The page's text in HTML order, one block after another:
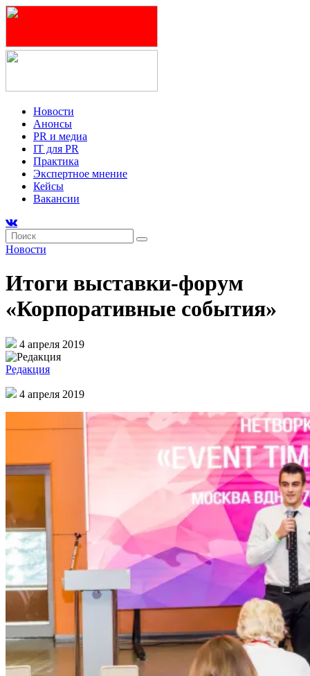
Новости
Анонсы
PR и медиа
IT для PR
Практика
Экспертное мнение
Кейсы
Вакансии
Новости
Итоги выставки-форум
«Корпоративные события»
4 апреля 2019
Редакция
4 апреля 2019